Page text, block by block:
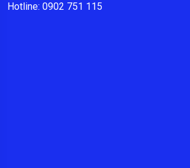
Hotline: 0902 751 115